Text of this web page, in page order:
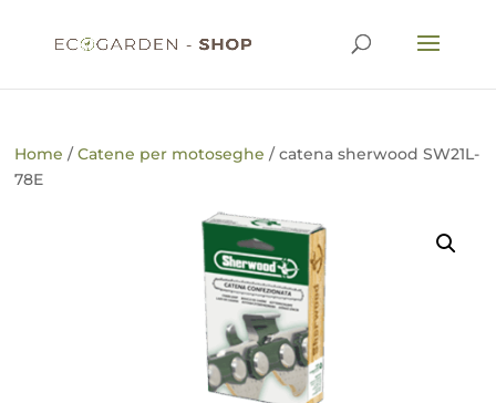
Home /Catene per motoseghe / catena sherwood SW21L-
78E